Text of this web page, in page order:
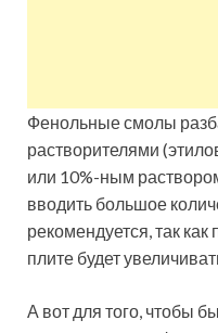
Фенольные смолы
растворителями
или 10%-ным
вводить большое
рекомендуется, так
плите будет
А вот для того, чтобы